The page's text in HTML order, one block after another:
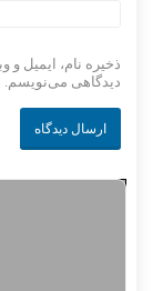
ذخیره نام، ایمیل و
دیدگاهی می‌نویسم.